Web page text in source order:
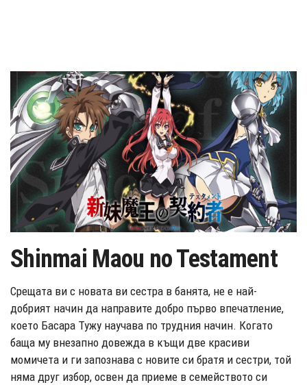
Shinmai Maou no Testament
Срещата ви с новата ви сестра в банята, не е най-
добрият начин да направите добро първо впечатление,
което Басара Тужу научава по трудния начин. Когато
баща му внезапно довежда в къщи две красиви
момичета и ги запознава с новите си братя и сестри, той
няма друг избор, освен да приеме в семейството си